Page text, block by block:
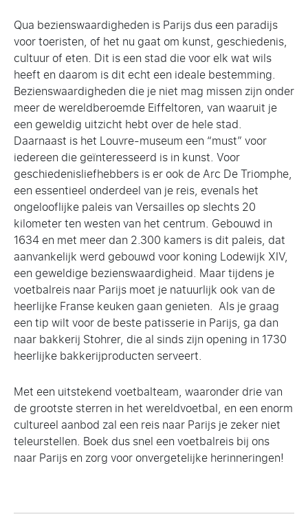
Qua bezienswaardigheden is Parijs dus een paradijs
voor toeristen, of het nu gaat om kunst, geschiedenis,
cultuur of eten. Dit is een stad die voor elk wat wils
heeft en daarom is dit echt een ideale bestemming.
Bezienswaardigheden die je niet mag missen zijn onder
meer de wereldberoemde Eiffeltoren, van waaruit je
een geweldig uitzicht hebt over de hele stad.
Daarnaast is het Louvre-museum een “must” voor
iedereen die geïnteresseerd is in kunst. Voor
geschiedenisliefhebbers is er ook de Arc De Triomphe,
een essentieel onderdeel van je reis, evenals het
ongelooflijke paleis van Versailles op slechts 20
kilometer ten westen van het centrum. Gebouwd in
1634 en met meer dan 2.300 kamers is dit paleis, dat
aanvankelijk werd gebouwd voor koning Lodewijk XIV,
een geweldige bezienswaardigheid. Maar tijdens je
voetbalreis naar Parijs moet je natuurlijk ook van de
heerlijke Franse keuken gaan genieten. Als je graag
een tip wilt voor de beste patisserie in Parijs, ga dan
naar bakkerij Stohrer, die al sinds zijn opening in 1730
heerlijke bakkerijproducten serveert.
Met een uitstekend voetbalteam, waaronder drie van
de grootste sterren in het wereldvoetbal, en een enorm
cultureel aanbod zal een reis naar Parijs je zeker niet
teleurstellen. Boek dus snel een voetbalreis bij ons
naar Parijs en zorg voor onvergetelijke herinneringen!